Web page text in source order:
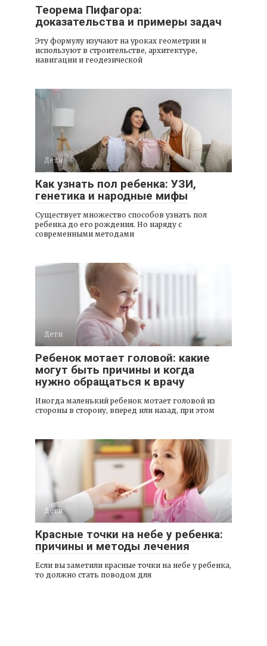
Теорема Пифагора:
доказательства и примеры задач
Эту формулу изучают на уроках геометрии и
используют в строительстве, архитектуре,
навигации и геодезической
Дети
Как узнать пол ребенка: УЗИ,
генетика и народные мифы
Существует множество способов узнать пол
ребенка до его рождения. Но наряду с
современными методами
Дети
Ребенок мотает головой: какие
могут быть причины и когда
нужно обращаться к врачу
Иногда маленький ребенок мотает головой из
стороны в сторону, вперед или назад, при этом
Дети
Красные точки на небе у ребенка:
причины и методы лечения
Если вы заметили красные точки на небе у ребенка,
то должно стать поводом для